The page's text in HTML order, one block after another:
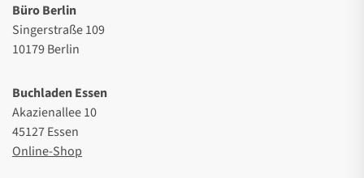
Büro Berlin
Singerstraße 109
10179 Berlin
Buchladen Essen
Akazienallee 10
45127 Essen
Online-Shop